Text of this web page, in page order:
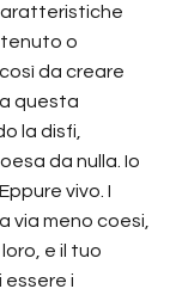
o
da creare
questa
la disfi,
da nulla. Io
vivo. I
via meno coesi,
e il tuo
i